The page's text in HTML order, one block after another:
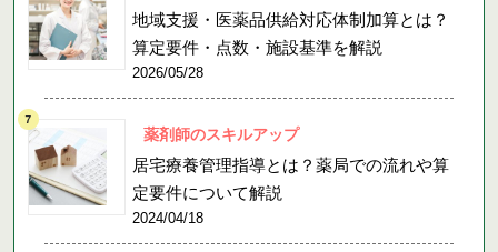
地域支援・医薬品供給対応体制加算とは？
算定要件・点数・施設基準を解説
2026/05/28
薬剤師のスキルアップ
居宅療養管理指導とは？薬局での流れや算
定要件について解説
2024/04/18